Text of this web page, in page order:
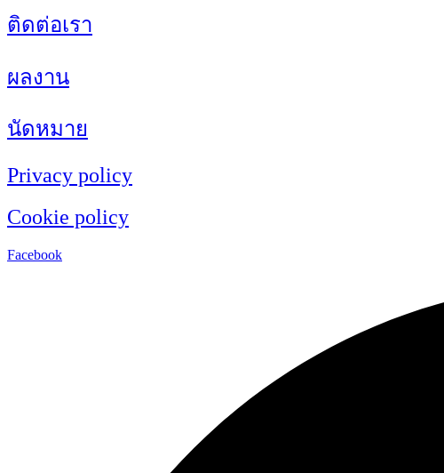
ติดต่อเรา
ผลงาน
นัดหมาย
Privacy policy
Cookie policy
Facebook